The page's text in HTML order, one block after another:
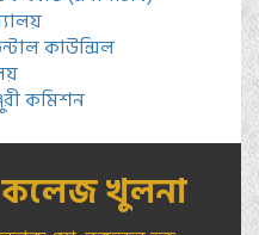
কাউন্সিল
কমিশন
কলেজ খুলনা